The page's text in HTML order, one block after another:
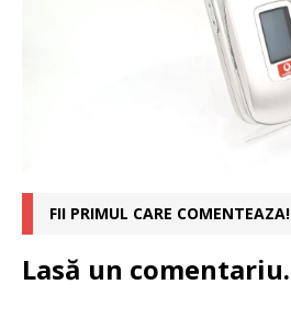
FII PRIMUL CARE COMENTEAZA!
Lasă un comentariu.